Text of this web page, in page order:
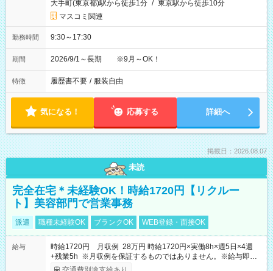
大手町(東京都)駅から徒歩1分 / 東京駅から徒歩10分
マスコミ関連
勤務時間 9:30～17:30
期間 2026/9/1～長期 ※9月～OK！
特徴 履歴書不要 / 服装自由
気になる！ 応募する 詳細へ
掲載日：2026.08.07
未読
完全在宅＊未経験OK！時給1720円【リクルー
ト】美容部門で営業事務
派遣 職種未経験OK ブランクOK WEB登録・面接OK
給与
時給1720円 月収例 28万円 時給1720円×実働8h×週5日×4週
+残業5h ※月収例を保証するものではありません。※給与即受
取りサービス利用可（利用条件有）